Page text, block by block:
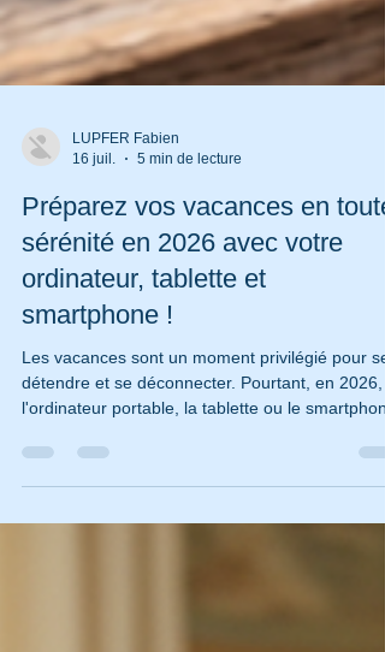
16 juil.
5 min de lecture
Préparez vos vacances en toute
sérénité en 2026 avec votre
ordinateur, tablette et
smartphone !
Les vacances sont un moment privilégié pour se
l'ordinateur portable, la tablette ou le
restent des compagnons indispensables, que ce